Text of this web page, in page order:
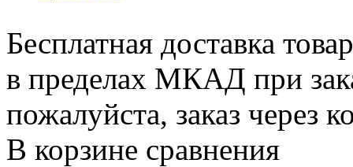
Бесплатная доставка
в пределах МКАД при
пожалуйста, заказ через
В корзине сравнения